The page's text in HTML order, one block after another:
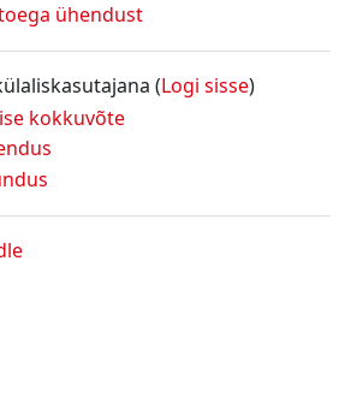
ühendust
(Logi sisse)
kokkuvõte